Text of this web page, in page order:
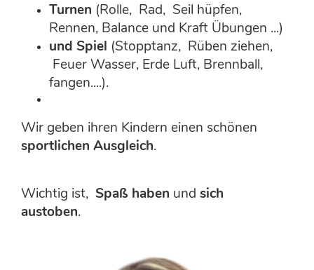
Turnen (Rolle, Rad, Seil hüpfen,
Rennen, Balance und Kraft Übungen ...)
und Spiel (Stopptanz, Rüben ziehen,
Feuer Wasser, Erde Luft, Brennball,
fangen....).
Wir geben ihren Kindern einen schönen
sportlichen Ausgleich.
Wichtig ist, Spaß haben und sich
austoben.